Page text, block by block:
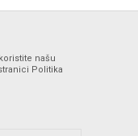
našu
Politika